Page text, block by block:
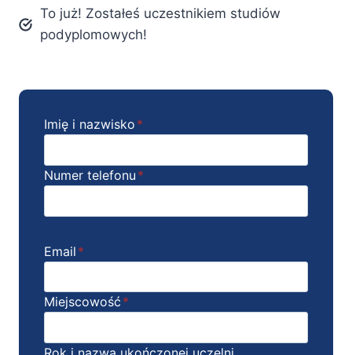
To już! Zostałeś uczestnikiem studiów
podyplomowych!
Imię i nazwisko *
Numer telefonu *
Email *
Miejscowość *